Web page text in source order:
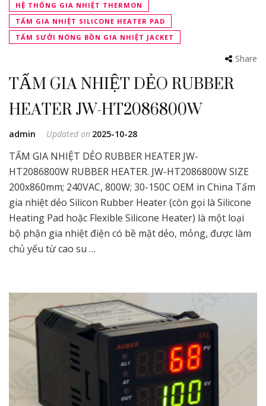
HỆ THỐNG GIA NHIỆT THERMON
TẤM GIA NHIỆT SILICONE HEATER PAD
TẤM SƯỞI NÓNG BỒN GIA NHIỆT JACKET
Share
TẤM GIA NHIỆT DẺO RUBBER
HEATER JW-HT2086800W
admin Updated on 2025-10-28
TẤM GIA NHIỆT DẺO RUBBER HEATER JW-
HT2086800W RUBBER HEATER. JW-HT2086800W SIZE
200x860mm; 240VAC, 800W; 30-150C OEM in China Tấm
gia nhiệt dẻo Silicon Rubber Heater (còn gọi là Silicone
Heating Pad hoặc Flexible Silicone Heater) là một loại
bộ phận gia nhiệt điện có bề mặt dẻo, mỏng, được làm
chủ yếu từ cao su …